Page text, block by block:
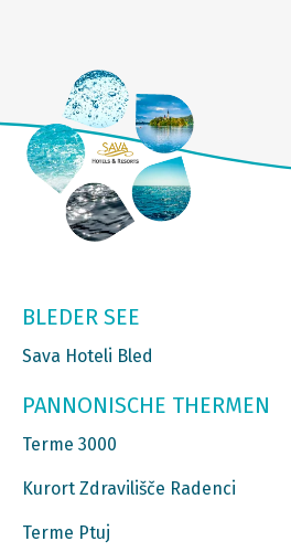
BLEDER SEE
Sava Hoteli Bled
PANNONISCHE THERMEN
Terme 3000
Kurort Zdravilišče Radenci
Terme Ptuj